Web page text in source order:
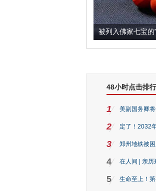
被列入佛家七宝的
48小时点击排行
1 美副国务卿
2 定了！2032
3 郑州地铁被
4 在人间 | 亲历
5 生命至上！